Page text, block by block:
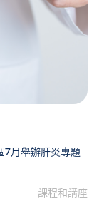
7月舉辦肝炎專題
課程和講座